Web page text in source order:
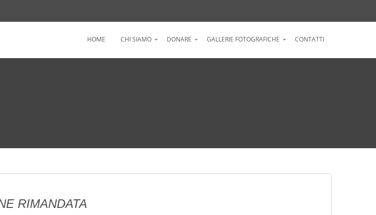
HOME CHI SIAMO DONARE GALLERIE FOTOGRAFICHE CONTATTI
RIMANDATA